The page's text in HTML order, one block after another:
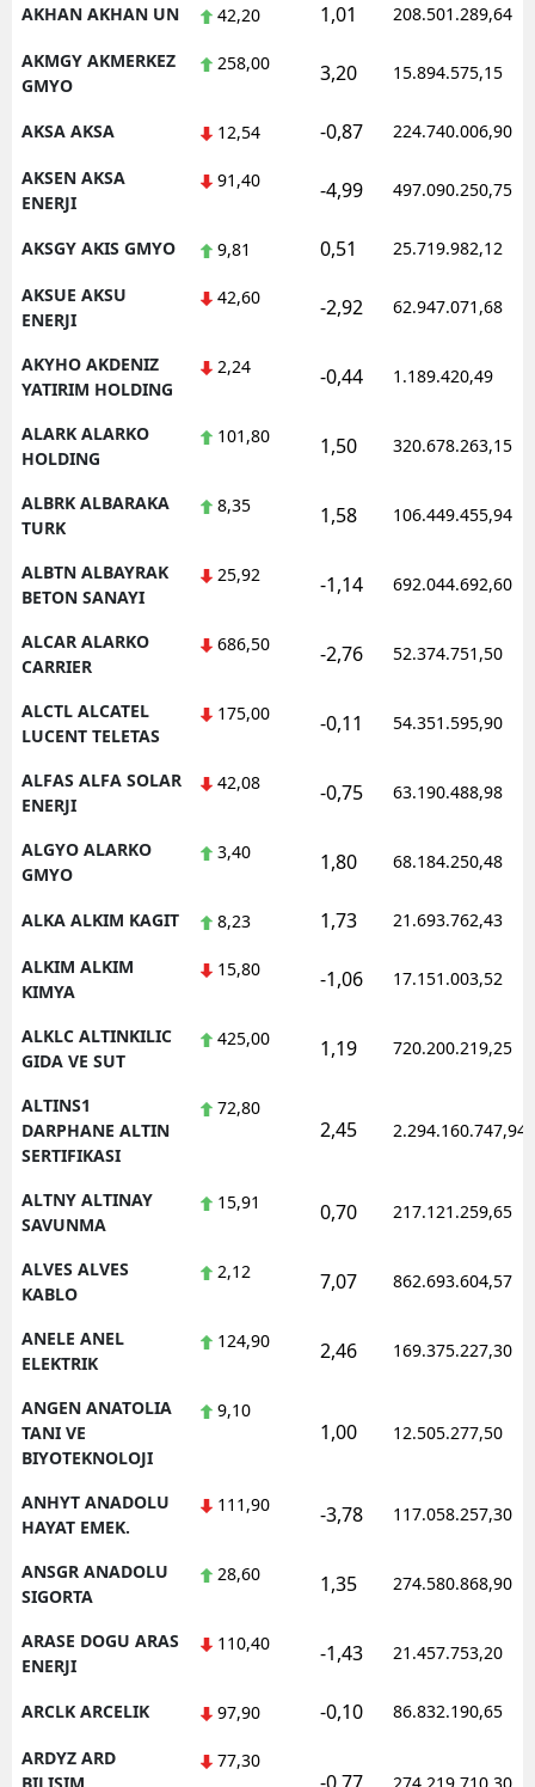
AKHAN AKHAN UN 42,20 1,01 208.501.289,64
AKMGY AKMERKEZ
GMYO
258,00 3,20 15.894.575,15
AKSA AKSA 12,54 -0,87 224.740.006,90
AKSEN AKSA
ENERJI
91,40 -4,99 497.090.250,75
AKSGY AKIS GMYO 9,81 0,51 25.719.982,12
AKSUE AKSU
ENERJI
42,60 -2,92 62.947.071,68
AKYHO AKDENIZ
YATIRIM HOLDING
2,24 -0,44 1.189.420,49
ALARK ALARKO
HOLDING
101,80 1,50 320.678.263,15
ALBRK ALBARAKA
TURK
8,35 1,58 106.449.455,94
ALBTN ALBAYRAK
BETON SANAYI
25,92 -1,14 692.044.692,60
ALCAR ALARKO
CARRIER
686,50 -2,76 52.374.751,50
ALCTL ALCATEL
LUCENT TELETAS
175,00 -0,11 54.351.595,90
ALFAS ALFA SOLAR
ENERJI
42,08 -0,75 63.190.488,98
ALGYO ALARKO
GMYO
3,40 1,80 68.184.250,48
ALKA ALKIM KAGIT 8,23 1,73 21.693.762,43
ALKIM ALKIM
KIMYA
15,80 -1,06 17.151.003,52
ALKLC ALTINKILIC
GIDA VE SUT
425,00 1,19 720.200.219,25
ALTINS1
DARPHANE ALTIN
SERTIFIKASI
72,80
2,45 2.294.160.747,94
ALTNY ALTINAY
SAVUNMA
15,91 0,70 217.121.259,65
ALVES ALVES
KABLO
2,12 7,07 862.693.604,57
ANELE ANEL
ELEKTRIK
124,90 2,46 169.375.227,30
ANGEN ANATOLIA
TANI VE
BIYOTEKNOLOJI
9,10
1,00 12.505.277,50
ANHYT ANADOLU
HAYAT EMEK.
111,90 -3,78 117.058.257,30
ANSGR ANADOLU
SIGORTA
28,60 1,35 274.580.868,90
ARASE DOGU ARAS
ENERJI
110,40 -1,43 21.457.753,20
ARCLK ARCELIK 97,90 -0,10 86.832.190,65
ARDYZ ARD
77,30